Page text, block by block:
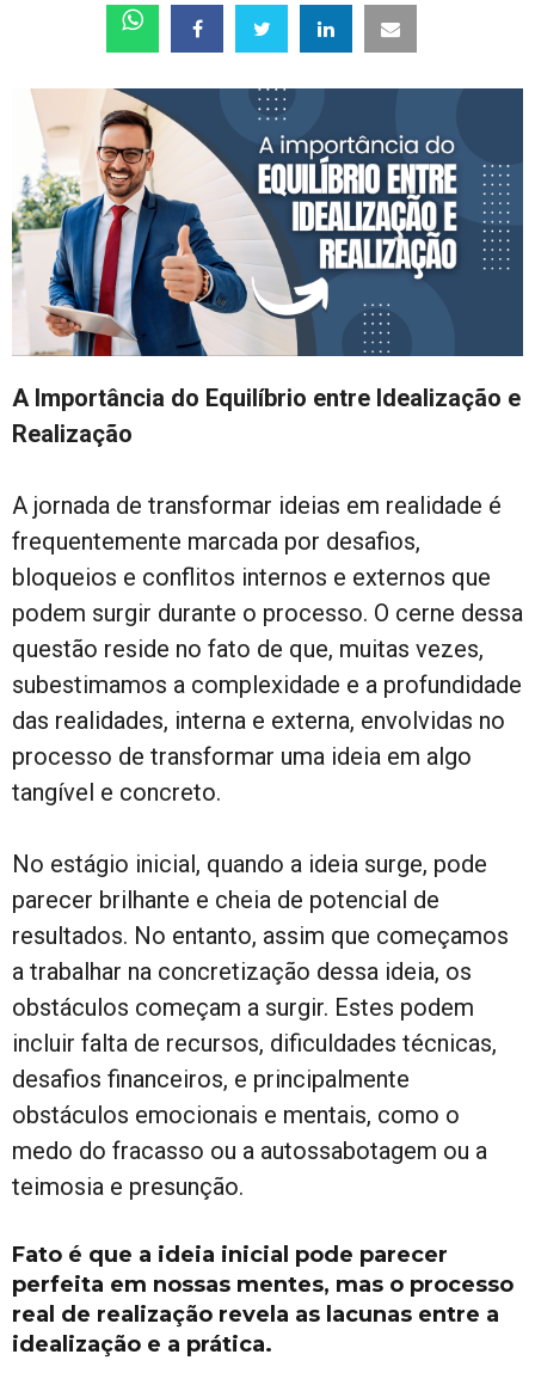
A Importância do Equilíbrio entre Idealização e
Realização
A jornada de transformar ideias em realidade é
frequentemente marcada por desafios,
bloqueios e conflitos internos e externos que
podem surgir durante o processo. O cerne dessa
questão reside no fato de que, muitas vezes,
subestimamos a complexidade e a profundidade
das realidades, interna e externa, envolvidas no
processo de transformar uma ideia em algo
tangível e concreto.
No estágio inicial, quando a ideia surge, pode
parecer brilhante e cheia de potencial de
resultados. No entanto, assim que começamos
a trabalhar na concretização dessa ideia, os
obstáculos começam a surgir. Estes podem
incluir falta de recursos, dificuldades técnicas,
desafios financeiros, e principalmente
obstáculos emocionais e mentais, como o
medo do fracasso ou a autossabotagem ou a
teimosia e presunção.
Fato é que a ideia inicial pode parecer
perfeita em nossas mentes, mas o processo
real de realização revela as lacunas entre a
idealização e a prática.